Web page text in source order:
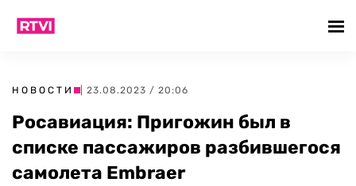
НОВОСТИ | 23.08.2023 / 20:06
Росавиация: Пригожин был в
списке пассажиров разбившегося
самолета Embraer